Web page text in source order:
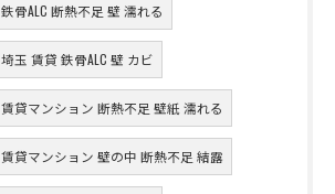
鉄骨ALC 断熱不足 壁 濡れる
埼玉 賃貸 鉄骨ALC 壁 カビ
賃貸マンション 断熱不足 壁紙 濡れる
賃貸マンション 壁の中 断熱不足 結露